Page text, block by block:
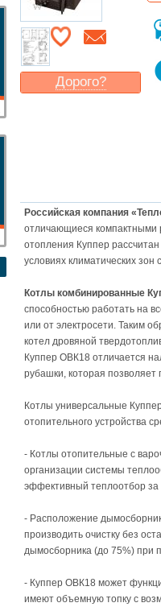
Дорого?
Российская компания
отличающиеся компактными
отопления Куппер
условиях климатических
Котлы комбинированные
способностью работать на
или от электросети. Таким
котел дровяной
Куппер ОВК18 отличается
рубашки, которая позволяет
Котлы универсальные
отопительного устройства
- Котлы отопительные с
организации системы
эффективный теплоотбор за
- Расположение
производить очистку без
дымосборника (до 75%) при
- Куппер ОВК18 может
имеют объемную топку с